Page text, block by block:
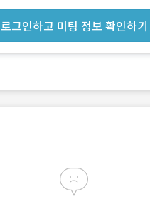
로그인하고 미팅 정보 확인하기